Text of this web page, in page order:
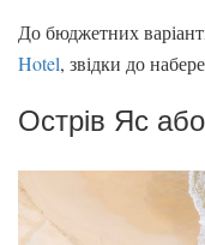
До бюджетних
Hotel, звідки до
Острів Яс